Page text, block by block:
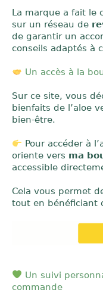
La marque a fait le
sur un réseau de
de garantir un
conseils adaptés à
Un accès à la
Sur ce site, vous
bienfaits de l’aloe
bien-être.
Pour accéder à
oriente vers ma
accessible
Cela vous permet
tout en bénéficiant
Un suivi
commande